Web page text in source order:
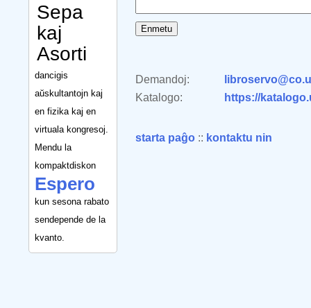
Sepa
kaj
Asorti
dancigis
aŭskultantojn kaj
en fizika kaj en
virtuala kongresoj.
Mendu la
kompaktdiskon
Espero
kun sesona rabato
sendepende de la
kvanto.
Demandoj:
Katalogo:
https://
starta paĝo :: kontaktu nin